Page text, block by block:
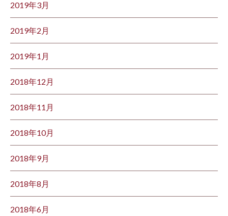
2019年3月
2019年2月
2019年1月
2018年12月
2018年11月
2018年10月
2018年9月
2018年8月
2018年6月